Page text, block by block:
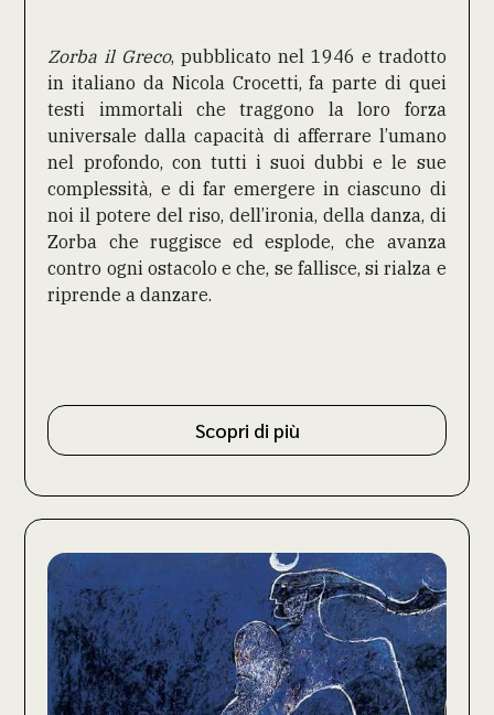
Zorba il Greco, pubblicato nel 1946 e tradotto
in italiano da Nicola Crocetti, fa parte di quei
testi immortali che traggono la loro forza
universale dalla capacità di afferrare l’umano
nel profondo, con tutti i suoi dubbi e le sue
complessità, e di far emergere in ciascuno di
noi il potere del riso, dell’ironia, della danza, di
Zorba che ruggisce ed esplode, che avanza
contro ogni ostacolo e che, se fallisce, si rialza e
riprende a danzare.
Scopri di più